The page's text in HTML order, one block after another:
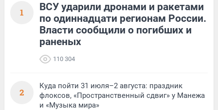
1
ВСУ ударили дронами и ракетами
по одиннадцати регионам России.
Власти сообщили о погибших и
раненых
110 304
2
Куда пойти 31 июля–2 августа: праздник
флоксов, «Пространственный сдвиг» у Манежа
и «Музыка мира»